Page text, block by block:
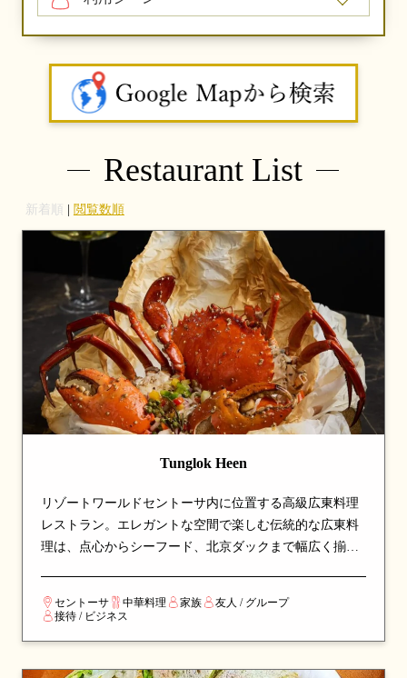
Restaurant List
新着順 閲覧数順
Tunglok Heen
リゾートワールドセントーサ内に位置する高級広東料理
レストラン。エレガントな空間で楽しむ伝統的な広東料
理は、点心からシーフード、北京ダックまで幅広く揃い
される名店です。
セントーサ 中華料理 家族
友人 / グループ
接待 / ビジネス